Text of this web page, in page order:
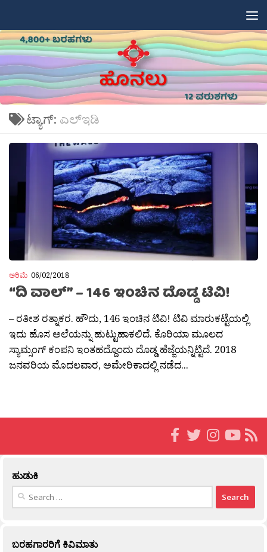
ಟ್ಯಾಗ್: ಎಲ್‍ಇಡಿ
ಅರಿಮೆ 06/02/2018
“ದಿ ವಾಲ್” – 146 ಇಂಚಿನ ದೊಡ್ಡ ಟಿವಿ!
– ರತೀಶ ರತ್ನಾಕರ. ಹೌದು, 146 ಇಂಚಿನ ಟಿವಿ! ಟಿವಿ ಮಾರುಕಟ್ಟೆಯಲ್ಲಿ
ಇದು ಹೊಸ ಅಲೆಯನ್ನು ಹುಟ್ಟುಹಾಕಲಿದೆ. ಕೊರಿಯಾ ಮೂಲದ
ಸ್ಯಾಮ್ಸಂಗ್ ಕಂಪನಿ ಇಂತಹದ್ದೊಂದು ದೊಡ್ಡ ಹೆಜ್ಜೆಯನ್ನಿಟ್ಟಿದೆ. ‍2018
ಜನವರಿಯ ಮೊದಲವಾರ, ಅಮೇರಿಕಾದಲ್ಲಿ ನಡೆದ...
ಹುಡುಕಿ
Search
ಬರಹಗಾರರಿಗೆ ಕಿವಿಮಾತು